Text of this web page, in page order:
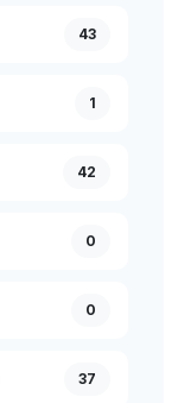
43
1
42
0
0
37